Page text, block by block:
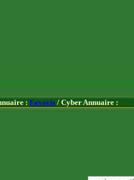
: Favoris / Cyber Annuaire :